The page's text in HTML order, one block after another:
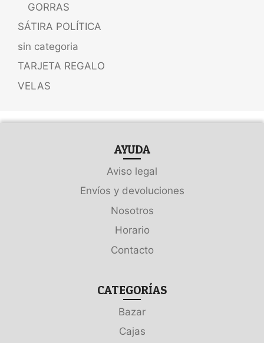
GORRAS
SÁTIRA POLÍTICA
sin categoria
TARJETA REGALO
VELAS
AYUDA
Aviso legal
Envíos y devoluciones
Nosotros
Horario
Contacto
CATEGORÍAS
Bazar
Cajas